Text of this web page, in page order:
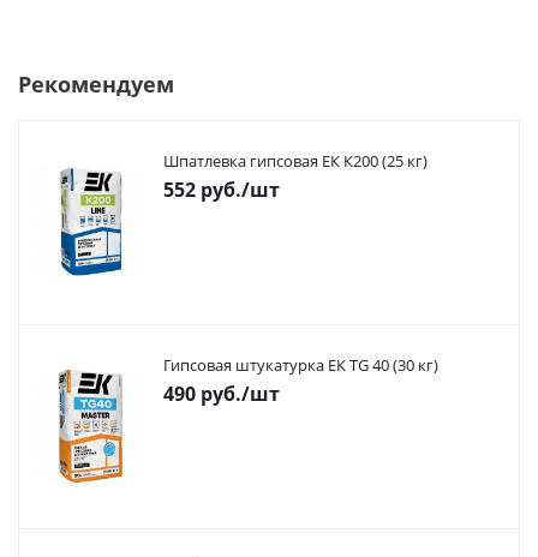
Рекомендуем
Шпатлевка гипсовая ЕК К200 (25 кг)
552 руб./шт
Гипсовая штукатурка ЕК TG 40 (30 кг)
490 руб./шт